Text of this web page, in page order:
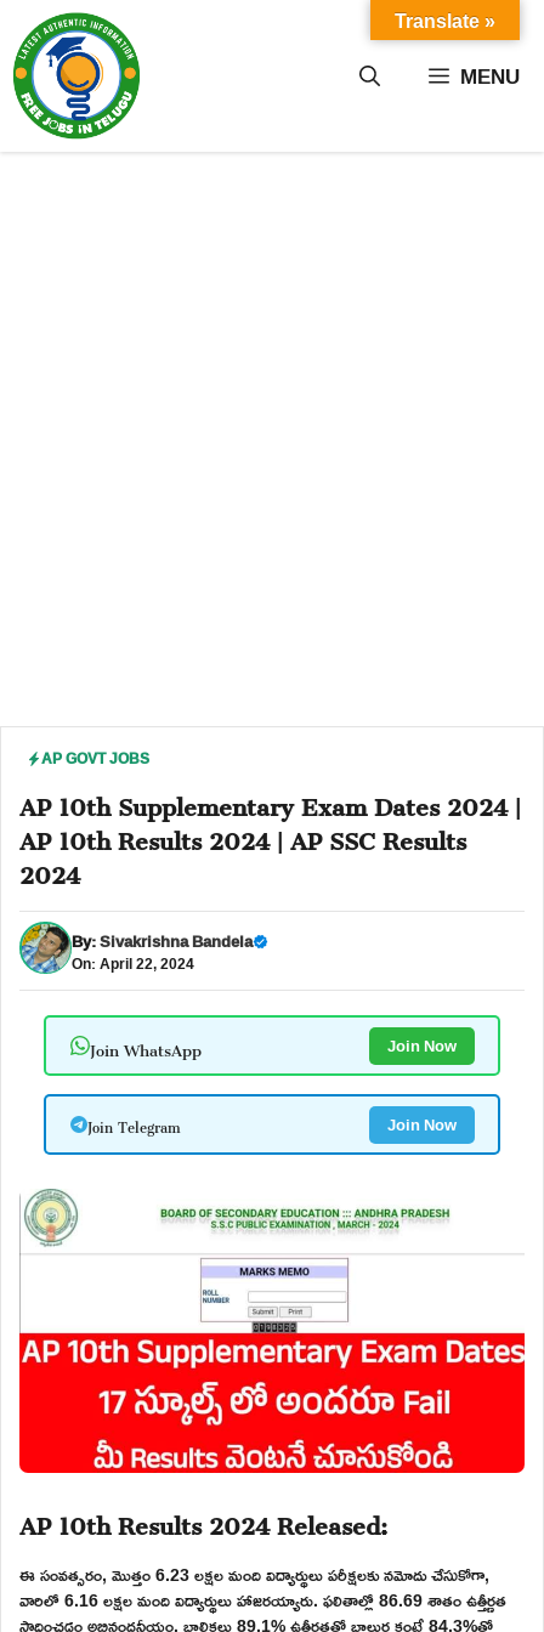
content MENU
AP GOVT JOBS
AP 10th Supplementary Exam Dates 2024 |
AP 10th Results 2024 | AP SSC Results
2024
By:Sivakrishna Bandela
On: April 22, 2024
Join WhatsApp Join Now
Join Telegram Join Now
AP 10th Results 2024 Released:
ఈ సంవత్సరం, మొత్తం 6.23 లక్షల మంది విద్యార్థులు పరీక్షలకు నమోదు చేసుకోగా,
వారిలో 6.16 లక్షల మంది విద్యార్థులు హాజరయ్యారు. ఫలితాల్లో 86.69 శాతం ఉత్తీర్ణత
సాధించడం అభినందనీయం. బాలికలు 89.1% ఉత్తీర్ణతతో బాలుర కంటే 84.3%తో
Translate »